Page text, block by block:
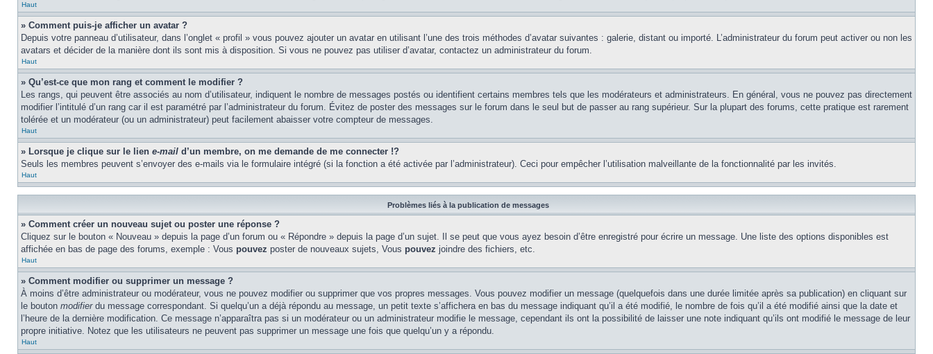
Haut
» Comment puis-je afficher un avatar ?
Depuis votre panneau d’utilisateur, dans l’onglet « profil » vous pouvez ajouter un avatar en utilisant l’une des trois méthodes d’avatar suivantes : galerie, distant ou importé. L’administrateur du forum peut activer ou non les
avatars et décider de la manière dont ils sont mis à disposition. Si vous ne pouvez pas utiliser d’avatar, contactez un administrateur du forum.
Haut
» Qu’est-ce que mon rang et comment le modifier ?
Les rangs, qui peuvent être associés au nom d’utilisateur, indiquent le nombre de messages postés ou identifient certains membres tels que les modérateurs et administrateurs. En général, vous ne pouvez pas directement
modifier l’intitulé d’un rang car il est paramétré par l’administrateur du forum. Évitez de poster des messages sur le forum dans le seul but de passer au rang supérieur. Sur la plupart des forums, cette pratique est rarement
tolérée et un modérateur (ou un administrateur) peut facilement abaisser votre compteur de messages.
Haut
» Lorsque je clique sur le lien e-mail d’un membre, on me demande de me connecter !?
Seuls les membres peuvent s’envoyer des e-mails via le formulaire intégré (si la fonction a été activée par l’administrateur). Ceci pour empêcher l’utilisation malveillante de la fonctionnalité par les invités.
Haut
Problèmes liés à la publication de messages
» Comment créer un nouveau sujet ou poster une réponse ?
Cliquez sur le bouton « Nouveau » depuis la page d’un forum ou « Répondre » depuis la page d’un sujet. Il se peut que vous ayez besoin d’être enregistré pour écrire un message. Une liste des options disponibles est
affichée en bas de page des forums, exemple : Vous pouvez poster de nouveaux sujets, Vous pouvez joindre des fichiers, etc.
Haut
» Comment modifier ou supprimer un message ?
À moins d’être administrateur ou modérateur, vous ne pouvez modifier ou supprimer que vos propres messages. Vous pouvez modifier un message (quelquefois dans une durée limitée après sa publication) en cliquant sur
le bouton modifierdu message correspondant. Si quelqu’un a déjà répondu au message, un petit texte s’affichera en bas du message indiquant qu’il a été modifié, le nombre de fois qu’il a été modifié ainsi que la date et
l’heure de la dernière modification. Ce message n’apparaîtra pas si un modérateur ou un administrateur modifie le message, cependant ils ont la possibilité de laisser une note indiquant qu’ils ont modifié le message de leur
propre initiative. Notez que les utilisateurs ne peuvent pas supprimer un message une fois que quelqu’un y a répondu.
Haut